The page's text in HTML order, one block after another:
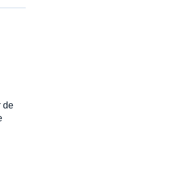
de